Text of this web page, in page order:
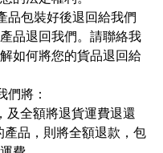
品包裝好後退回給我們
品退回我們。請聯絡我
如何將您的貨品退回給
將：
及全額將退貨運費退還
品，則將全額退款，包